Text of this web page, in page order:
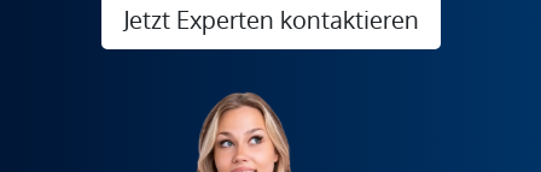
Jetzt Experten kontaktieren